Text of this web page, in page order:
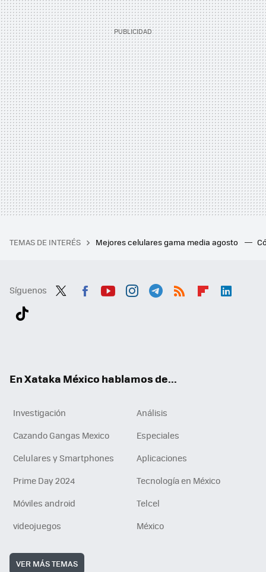
TEMAS DE INTERÉS Mejores celulares gama media agosto
Síguenos
En Xataka México hablamos de...
Investigación
Análisis
Cazando Gangas Mexico
Especiales
Celulares y Smartphones
Aplicaciones
Prime Day 2024
Tecnología en México
Móviles android
Telcel
videojuegos
México
VER MÁS TEMAS